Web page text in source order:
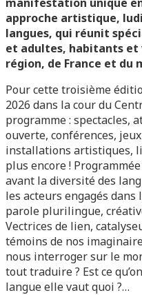
approche artistique,
langues, qui réunit
et adultes, habitants et
région, de France et du
Pour cette troisième
2026 dans la cour du
programme : spectacles,
ouverte, conférences,
installations artistiques,
plus encore !
avant la diversité des
les acteurs engagés dans
parole plurilingue,
Vectrices de lien,
témoins de nos
nous interroger sur le
tout traduire ? Est ce
langue elle vaut quoi ?…